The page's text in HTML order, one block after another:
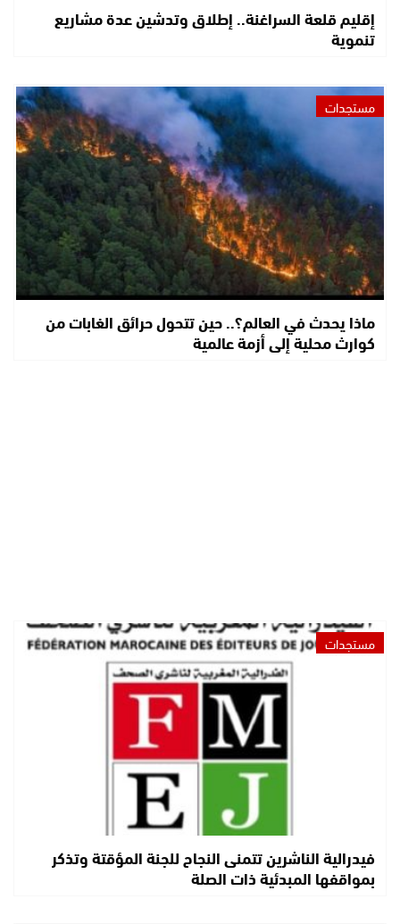
إقليم قلعة السراغنة.. إطلاق وتدشين عدة مشاريع
تنموية
مستجدات
ماذا يحدث في العالم؟.. حين تتحول حرائق الغابات من
كوارث محلية إلى أزمة عالمية
مستجدات
فيدرالية الناشرين تتمنى النجاح للجنة المؤقتة وتذكر
بمواقفها المبدئية ذات الصلة